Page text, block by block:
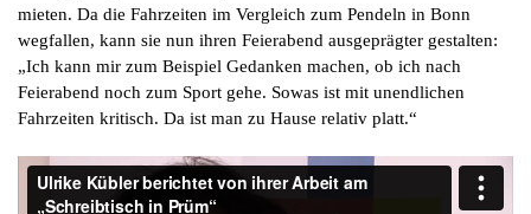
mieten. Da die Fahrzeiten im Vergleich zum Pendeln in Bonn
wegfallen, kann sie nun ihren Feierabend ausgeprägter gestalten:
„Ich kann mir zum Beispiel Gedanken machen, ob ich nach
Feierabend noch zum Sport gehe. Sowas ist mit unendlichen
Fahrzeiten kritisch. Da ist man zu Hause relativ platt.“